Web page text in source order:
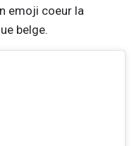
emoji coeur la
belge.